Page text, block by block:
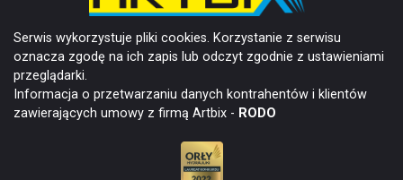
Serwis wykorzystuje pliki cookies. Korzystanie z serwisu
oznacza zgodę na ich zapis lub odczyt zgodnie z ustawieniami
przeglądarki.
Informacja o przetwarzaniu danych kontrahentów i klientów
zawierających umowy z firmą Artbix - RODO